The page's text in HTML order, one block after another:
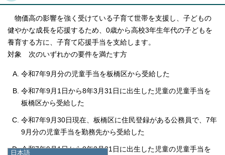
日本語
物価高の影響を強く受けている子育て世帯を支援し、子どもの
健やかな成長を応援するため、0歳から高校3年生年代の子どもを
養育する方に、子育て応援手当を支給します。
対象 次のいずれかの要件を満たす方
令和7年9月分の児童手当を板橋区から受給した
令和7年9月1日から8年3月31日に出生した児童の児童手当を
板橋区から受給した
令和7年9月30日現在、板橋区に住民登録がある公務員で、7年
9月分の児童手当を勤務先から受給した
令和7年9月1日から8年3月31日に出生した児童の児童手当を